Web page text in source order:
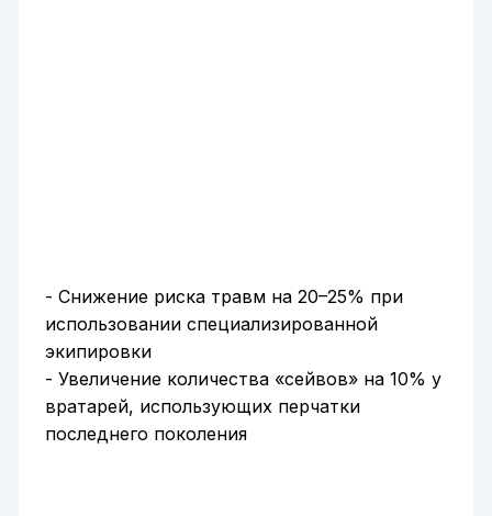
- Снижение риска травм на 20–25% при
использовании специализированной
экипировки
- Увеличение количества «сейвов» на 10% у
вратарей, использующих перчатки
последнего поколения